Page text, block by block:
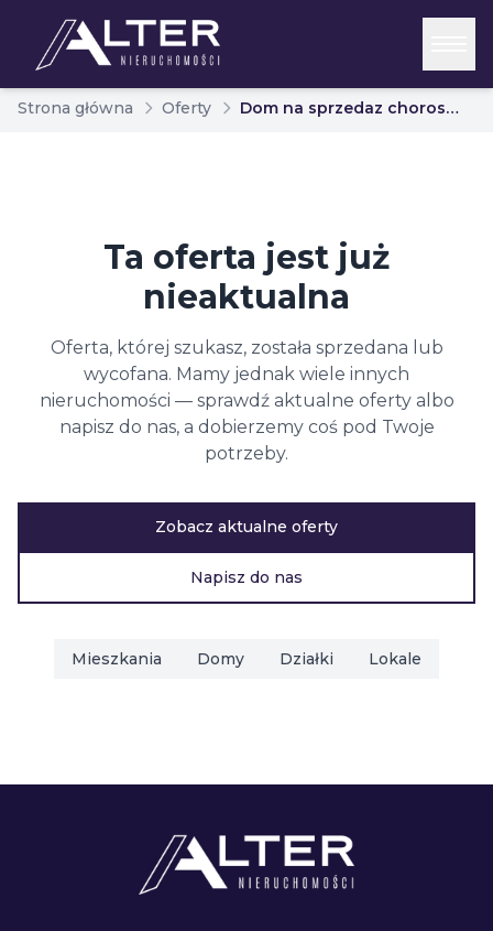
Strona główna Oferty Dom na sprzedaz choroszcz gw porosy 7082221
Ta oferta jest już
nieaktualna
Oferta, której szukasz, została sprzedana lub
wycofana. Mamy jednak wiele innych
nieruchomości — sprawdź aktualne oferty albo
napisz do nas, a dobierzemy coś pod Twoje
potrzeby.
Zobacz aktualne oferty
Napisz do nas
Mieszkania Domy Działki Lokale